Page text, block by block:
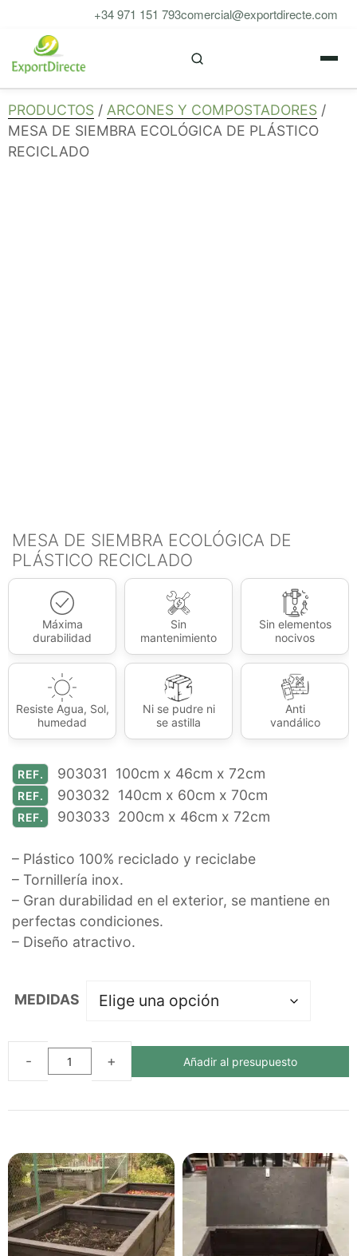
contenido
+34 971 151 793comercial@exportdirecte.com
PRODUCTOS / ARCONES Y COMPOSTADORES /
MESA DE SIEMBRA ECOLÓGICA DE PLÁSTICO
RECICLADO
MESA DE SIEMBRA ECOLÓGICA DE
PLÁSTICO RECICLADO
Máxima
durabilidad
Sin
mantenimiento
Sin elementos
nocivos
Resiste Agua, Sol,
humedad
Ni se pudre ni
se astilla
Anti
vandálico
REF. 903031 100cm x 46cm x 72cm
REF. 903032 140cm x 60cm x 70cm
REF. 903033 200cm x 46cm x 72cm
– Plástico 100% reciclado y reciclabe
– Tornillería inox.
– Gran durabilidad en el exterior, se mantiene en
perfectas condiciones.
– Diseño atractivo.
MEDIDAS
SIEMBRA
DE
PLÁSTICO
RECICLADO
cantidad
Añadir al presupuesto